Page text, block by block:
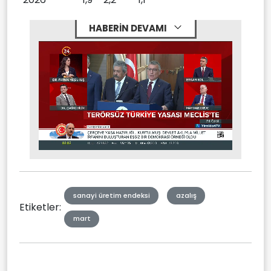
HABERİN DEVAMI
Unmute Stream
Etiketler:
sanayi üretim endeksi azalış
mart